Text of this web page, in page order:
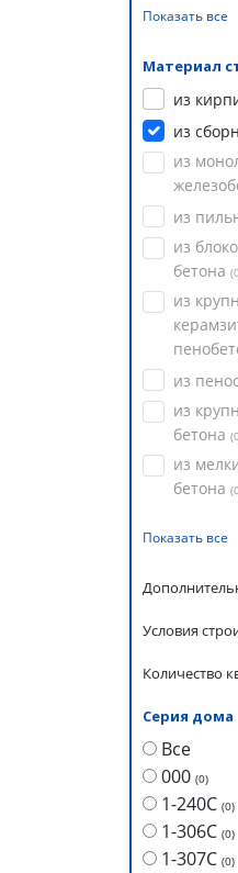
Показать все
Материал
из
из
из
из
из
бетона (0
из
из
из
бетона (0
из
бетона (0
Показать все
Условия
Количество
Серия дома
Все
000 (0)
1-240С (0)
1-306С (0)
1-307С (0)